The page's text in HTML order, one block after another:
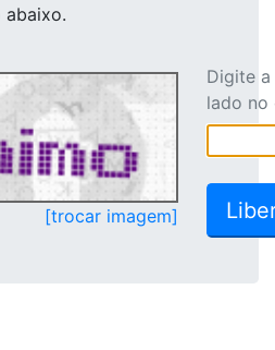
abaixo.
[trocar imagem]
Digite
lado no